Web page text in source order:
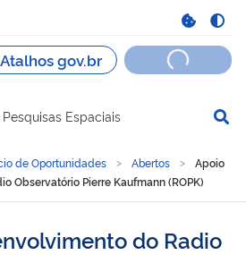
navegação
Espaciais
de Oportunidades Abertos
Apoio
Observatório Pierre Kaufmann (ROPK)
do Radio